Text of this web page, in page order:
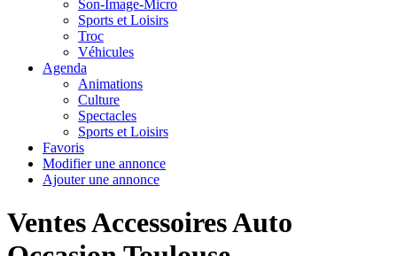
Son-Image-Micro
Sports et Loisirs
Troc
Véhicules
Agenda
Animations
Culture
Spectacles
Sports et Loisirs
Favoris
Modifier une annonce
Ajouter une annonce
Ventes Accessoires Auto